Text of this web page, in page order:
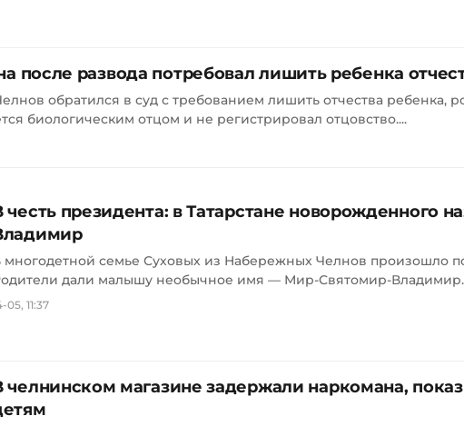
после развода потребовал лишить ребенка
обратился в суд с требованием лишить отчества ребенка,
биологическим отцом и не регистрировал отцовство....
честь президента: в Татарстане новорожденного
многодетной семье Суховых из Набережных Челнов произошло
дали малышу необычное имя — Мир-Святомир-
05, 11:37
челнинском магазине задержали наркомана,